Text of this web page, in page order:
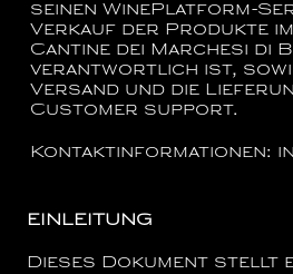
seinen WinePlatform-
Verkauf der Produkte im
Cantine dei Marchesi di
verantwortlich ist,
Versand und die
Customer support.
Kontaktinformationen:
EINLEITUNG
Dieses Dokument stellt